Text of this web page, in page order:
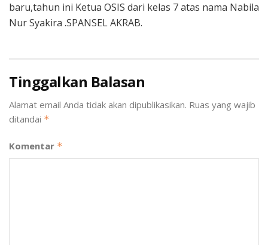
baru,tahun ini Ketua OSIS dari kelas 7 atas nama Nabila
Nur Syakira .SPANSEL AKRAB.
Tinggalkan Balasan
Alamat email Anda tidak akan dipublikasikan. Ruas yang wajib
ditandai *
Komentar *